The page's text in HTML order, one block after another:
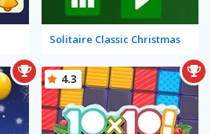
Solitaire Classic Christmas
4.3